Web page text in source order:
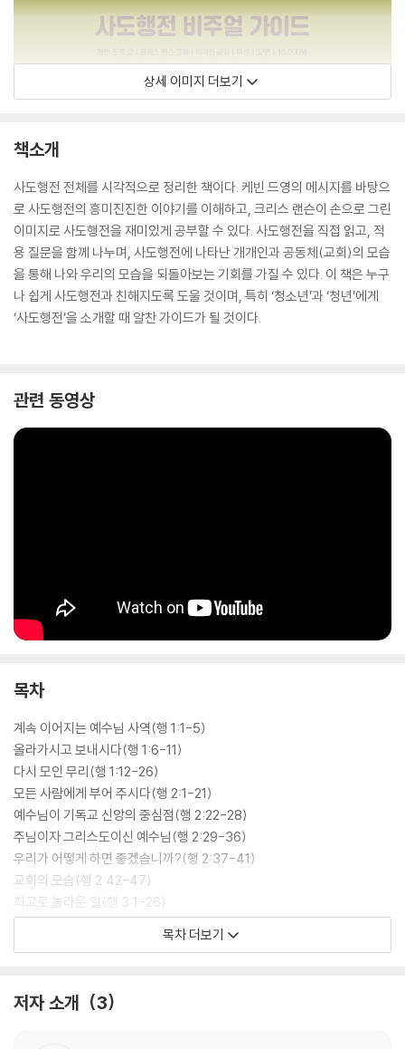
상세 이미지 더보기
책소개
사도행전 전체를 시각적으로 정리한 책이다. 케빈 드영의 메시지를 바탕으
로 사도행전의 흥미진진한 이야기를 이해하고, 크리스 랜슨이 손으로 그린
이미지로 사도행전을 재미있게 공부할 수 있다. 사도행전을 직접 읽고, 적
용 질문을 함께 나누며, 사도행전에 나타난 개개인과 공동체(교회)의 모습
을 통해 나와 우리의 모습을 되돌아보는 기회를 가질 수 있다. 이 책은 누구
나 쉽게 사도행전과 친해지도록 도울 것이며, 특히 ‘청소년’과 ‘청년’에게
‘사도행전’을 소개할 때 알찬 가이드가 될 것이다.
관련 동영상
목차
계속 이어지는 예수님 사역(행 1:1-5)
올라가시고 보내시다(행 1:6-11)
다시 모인 무리(행 1:12-26)
모든 사람에게 부어 주시다(행 2:1-21)
예수님이 기독교 신앙의 중심점(행 2:22-28)
주님이자 그리스도이신 예수님(행 2:29-36)
우리가 어떻게 하면 좋겠습니까?(행 2:37-41)
교회의 모습(행 2:42-47)
최고로 놀라운 일(행 3:1-26)
다른 이름은 없음(행 4:1-12)
담대한 사람들, 용기 있는 사람들(행 4:13-22)
하나님, 엄청나게 두려운 분!(행 5:1-16)
목차 더보기
저자 소개 3